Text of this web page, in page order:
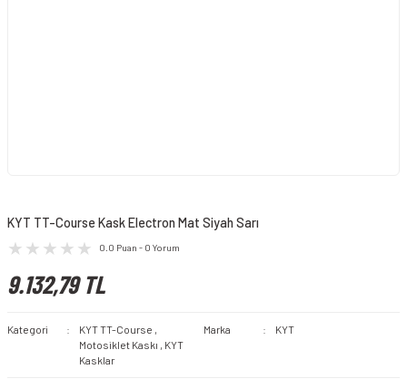
KYT TT-Course Kask Electron Mat Siyah Sarı
0.0 Puan - 0 Yorum
9.132,79 TL
Kategori KYT TT-Course ,
Motosiklet Kaskı , KYT
Kasklar
Marka KYT